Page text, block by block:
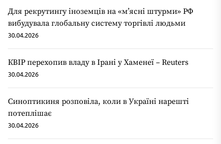
Для рекрутингу іноземців на «мʼясні штурми» РФ
вибудувала глобальну систему торгівлі людьми
30.04.2026
КВІР перехопив владу в Ірані у Хаменеї – Reuters
30.04.2026
Синоптикиня розповіла, коли в Україні нарешті
потеплішає
30.04.2026